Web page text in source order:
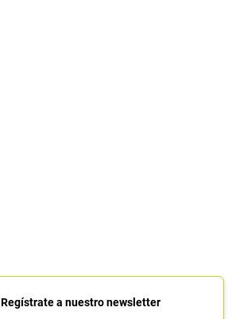
Regístrate a nuestro newsletter